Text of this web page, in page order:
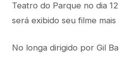
Teatro do Parque no dia
será exibido seu filme mais
No longa dirigido por Gil